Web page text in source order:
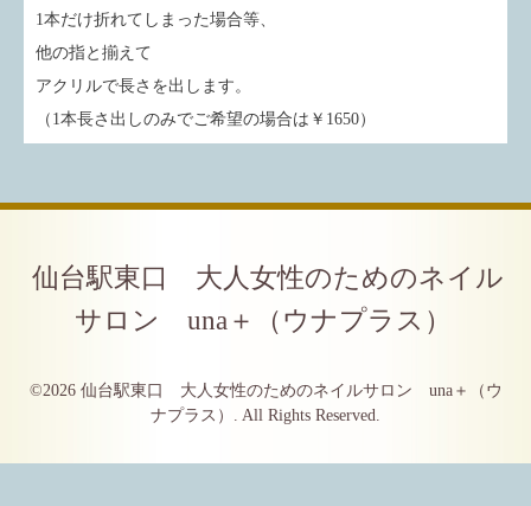
1本だけ折れてしまった場合等、
他の指と揃えて
アクリルで長さを出します。
（1本長さ出しのみでご希望の場合は￥1650）
仙台駅東口 大人女性のためのネイル
サロン una＋（ウナプラス）
©2026 仙台駅東口 大人女性のためのネイルサロン una＋（ウ
ナプラス）
. All Rights Reserved.